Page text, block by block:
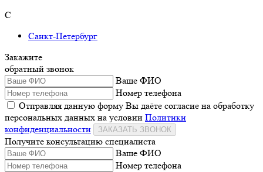
С
Санкт-Петербург
Закажите
обратный звонок
Ваше ФИО
Номер телефона
Отправляя данную форму Вы даёте согласие на обработку
персональных данных на условии Политики
конфиденциальности
ЗАКАЗАТЬ ЗВОНОК
Получите консультацию специалиста
Ваше ФИО
Номер телефона